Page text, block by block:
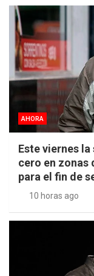
AHORA
Este viernes
cero en zonas
para el fin de
10 horas ago